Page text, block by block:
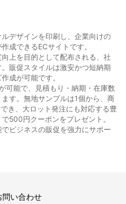
デザインを印刷し、企業向けの
成できるECサイトです。
上を目的として配布される、社
販促スタイルは激安かつ短納期
成が可能です。
可能で、見積もり・納期・在庫数
す。無地サンプルは1個から、商
き、大ロット発注にも対応する豊
500円クーポンをプレゼント。
ビジネスの販促を強力にサポー
問い合わせ